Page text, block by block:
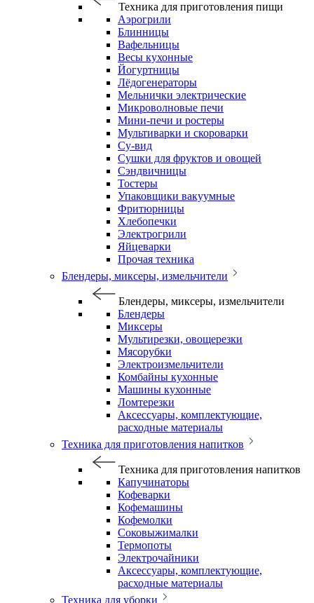
Техника для приготовления пищи
Аэрогрили
Блинницы
Вафельницы
Весы кухонные
Йогуртницы
Лёдогенераторы
Мельнички электрические
Микроволновые печи
Мини-печи и ростеры
Мультиварки и скороварки
Су-вид
Сушки для фруктов и овощей
Сэндвичницы
Тостеры
Упаковщики вакуумные
Фритюрницы
Хлебопечки
Электрогрили
Яйцеварки
Прочая техника
Блендеры, миксеры, измельчители
Блендеры, миксеры, измельчители
Блендеры
Миксеры
Мультирезки, овощерезки
Мясорубки
Электроизмельчители
Комбайны кухонные
Машины кухонные
Ломтерезки
Аксессуары, комплектующие,
расходные материалы
Техника для приготовления напитков
Техника для приготовления напитков
Капучинаторы
Кофеварки
Кофемашины
Кофемолки
Соковыжималки
Термопоты
Электрочайники
Аксессуары, комплектующие,
расходные материалы
Техника для уборки